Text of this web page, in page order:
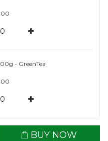
- GreenTea
BUY NOW